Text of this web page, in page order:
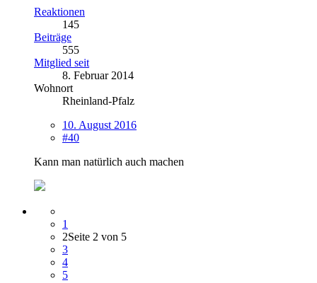
Reaktionen
145
Beiträge
555
Mitglied seit
8. Februar 2014
Wohnort
Rheinland-Pfalz
10. August 2016
#40
Kann man natürlich auch machen
1
2Seite 2 von 5
3
4
5